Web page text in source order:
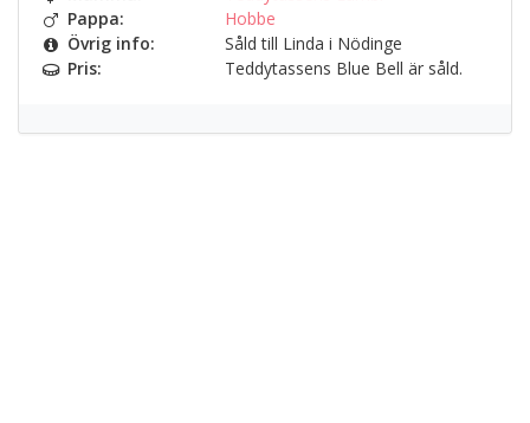
Pappa:
Hobbe
Övrig info:
Såld till Linda i Nödinge
Pris:
Teddytassens Blue Bell är såld.